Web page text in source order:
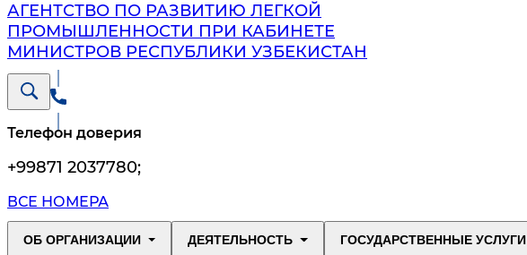
АГЕНТСТВО ПО РАЗВИТИЮ ЛЕГКОЙ
ПРОМЫШЛЕННОСТИ ПРИ КАБИНЕТЕ
МИНИСТРОВ РЕСПУБЛИКИ УЗБЕКИСТАН
Телефон доверия
+99871 2037780;
ВСЕ НОМЕРА
ОБ ОРГАНИЗАЦИИ ДЕЯТЕЛЬНОСТЬ ГОСУДАРСТВЕННЫЕ УСЛУГИ